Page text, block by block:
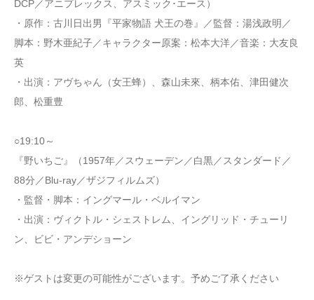
DCP／アニプレックス、アスミック･エース）
・原作：古川日出男『平家物語 犬王の巻』／監督：湯浅政明／
脚本：野木亜紀子／キャラクター原案：松本大洋／音楽：大友良
英
・出演：アヴちゃん（女王蜂）、森山未來、柄本佑、津田健次
郎、松重豊
○19:10～
『野いちご』（1957年／スウェーデン／白黒／スタンダード／
88分／Blu-ray／ザジフィルムズ）
・監督・脚本：イングマール・ベルイマン
・出演：ヴィクトル・シェストレム、イングリッド・チューリ
ン、ビビ・アンデショーン
※ゲストは変更の可能性がございます。予めご了承ください